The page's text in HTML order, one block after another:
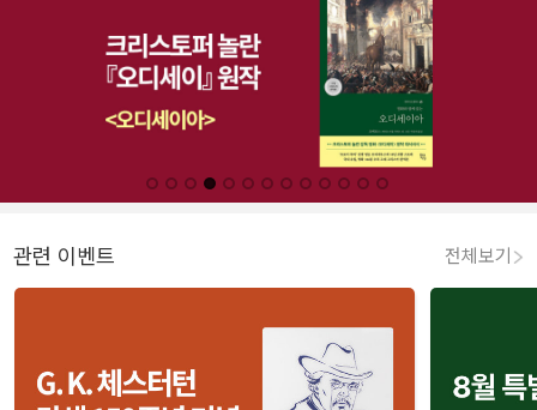
관련 이벤트 전체보기